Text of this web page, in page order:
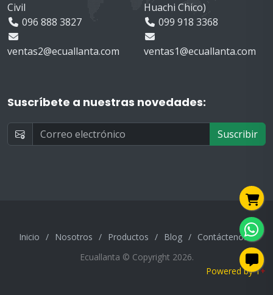
Civil
096 888 3827
ventas2@ecuallanta.com
Huachi Chico)
099 918 3368
ventas1@ecuallanta.com
Suscríbete a nuestras novedades:
Suscribir
Inicio / Nosotros / Productos / Blog / Contáctenos
Ecuallanta © Copyright 2026.
Powered by 1+